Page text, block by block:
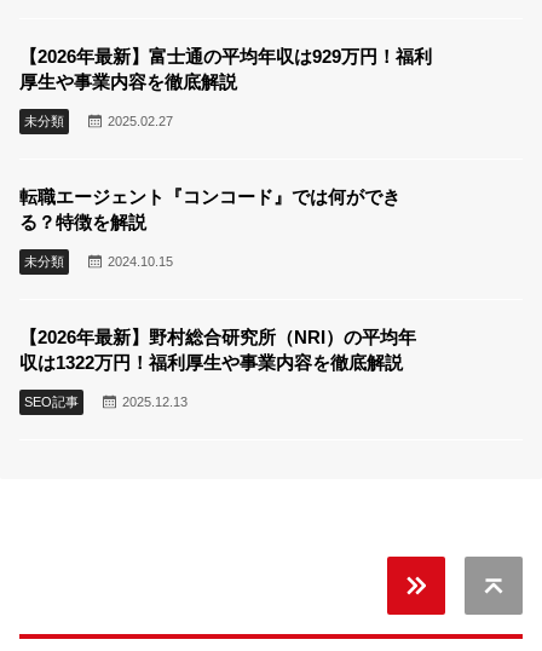
【2026年最新】富士通の平均年収は929万円！福利
厚生や事業内容を徹底解説
未分類 2025.02.27
転職エージェント『コンコード』では何ができ
る？特徴を解説
未分類 2024.10.15
【2026年最新】野村総合研究所（NRI）の平均年
収は1322万円！福利厚生や事業内容を徹底解説
SEO記事 2025.12.13
無料 キャリ
Back